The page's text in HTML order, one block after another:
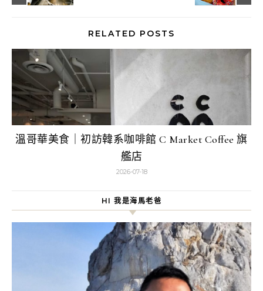
RELATED POSTS
溫哥華美食｜初訪韓系咖啡館 C Market Coffee 旗
艦店
2026-07-18
HI 我是海馬老爸